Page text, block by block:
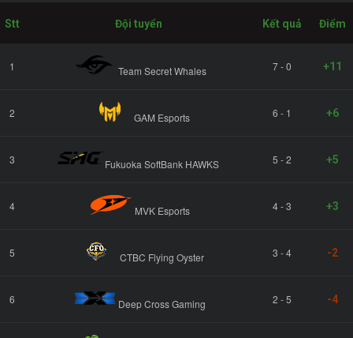
Stt Đội tuyển Kết quả Điểm
1 Team Secret Whales 7 - 0 +11
2 GAM Esports 6 - 1 +6
3 Fukuoka SoftBank HAWKS 5 - 2 +5
4 MVK Esports 4 - 3 +3
5 CTBC Flying Oyster 3 - 4 -2
6 Deep Cross Gaming 2 - 5 -4